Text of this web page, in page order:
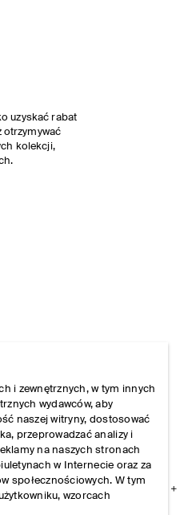
uzyskać rabat
otrzymywać
kolekcji,
i zewnętrznych, w tym innych
wydawców, aby
naszej witryny, dostosować
przeprowadzać analizy i
na naszych stronach
w Internecie oraz za
społecznościowych. W tym
wzorcach